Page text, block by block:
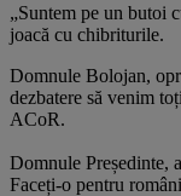
„Suntem pe un butoi
joacă cu chibriturile.
Domnule Bolojan,
dezbatere să venim
ACoR.
Domnule Președinte,
Faceți-o pentru